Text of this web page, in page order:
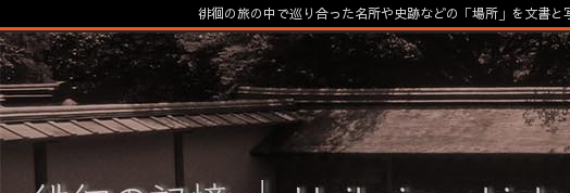
徘徊の旅の中で巡り合った名所や史跡などの「場所」を文書